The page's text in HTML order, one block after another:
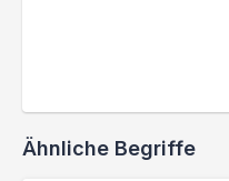
Ähnliche Begriffe